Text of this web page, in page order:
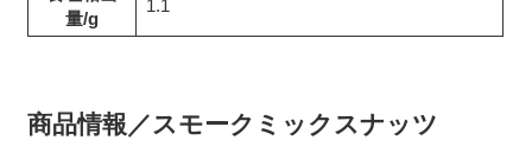
量/g
1.1
商品情報／スモークミックスナッツ